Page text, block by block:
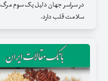
در سراسر جهان دلیل یک سوم
سلامت قلب دارد.